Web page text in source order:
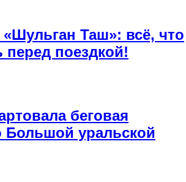
Таш»: всё, что
перед поездкой!
беговая
Большой уральской